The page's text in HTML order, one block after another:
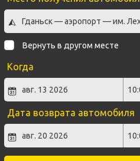
Вернуть в другом месте
Когда
Дата возврата автомобиля